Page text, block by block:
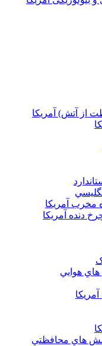
از آتش) آمریکا
مخرب آمريکا
دنده آمريکا
هاي هوايي
هاي محافظتي